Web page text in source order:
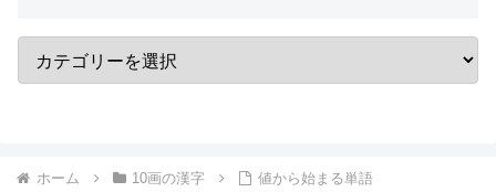
ホーム 10画の漢字 値から始まる単語